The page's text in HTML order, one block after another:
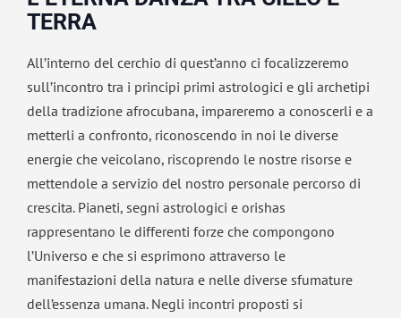
TERRA
All’interno del cerchio di quest’anno ci focalizzeremo
sull’incontro tra i principi primi astrologici e gli archetipi
della tradizione afrocubana, impareremo a conoscerli e a
metterli a confronto, riconoscendo in noi le diverse
energie che veicolano, riscoprendo le nostre risorse e
mettendole a servizio del nostro personale percorso di
crescita. Pianeti, segni astrologici e orishas
rappresentano le differenti forze che compongono
l’Universo e che si esprimono attraverso le
manifestazioni della natura e nelle diverse sfumature
dell’essenza umana. Negli incontri proposti si